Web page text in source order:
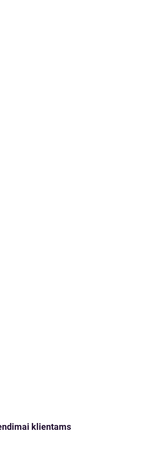
klientams